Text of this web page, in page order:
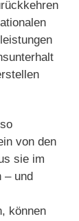
von den
sie im
– und
können